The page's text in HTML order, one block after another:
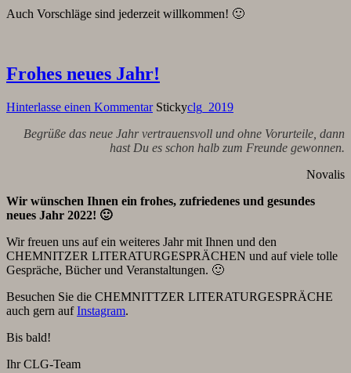
Auch Vorschläge sind jederzeit willkommen! 🙂
Frohes neues Jahr!
Hinterlasse einen Kommentar Stickyclg_2019
Begrüße das neue Jahr vertrauensvoll und ohne Vorurteile, dann
hast Du es schon halb zum Freunde gewonnen.
Novalis
Wir wünschen Ihnen ein frohes, zufriedenes und gesundes
neues Jahr 2022! 🙂
Wir freuen uns auf ein weiteres Jahr mit Ihnen und den
CHEMNITZER LITERATURGESPRÄCHEN und auf viele tolle
Gespräche, Bücher und Veranstaltungen. 🙂
Besuchen Sie die CHEMNITTZER LITERATURGESPRÄCHE
auch gern aufInstagram.
Bis bald!
Ihr CLG-Team